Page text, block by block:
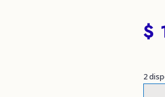
$
2